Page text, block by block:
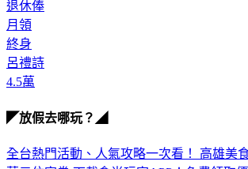
退休俸
月領
終身
呂禮詩
4.5萬
◤放假去哪玩？◢
全台熱門活動、人氣攻略一次看！高雄美